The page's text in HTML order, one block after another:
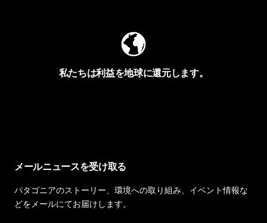
私たちは利益を地球に還元します。
メールニュースを受け取る
パタゴニアのストーリー、環境への取り組み、イベント情報な
どをメールにてお届けします。